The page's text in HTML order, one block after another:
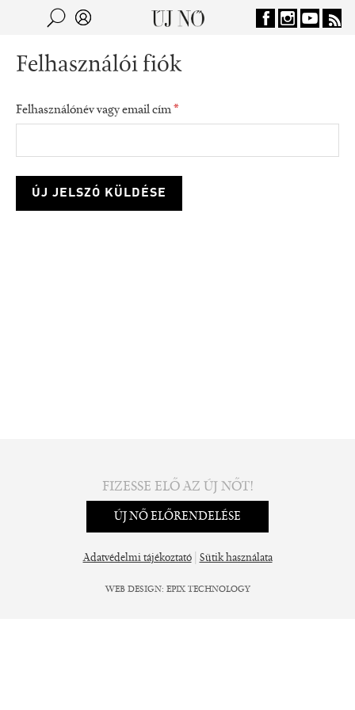
Jump to navigation
Felhasználói fiók
Felhasználónév vagy email cím*
consumption
FIZESSE ELŐ AZ ÚJ NŐT!
ÚJ NŐ ELŐRENDELÉSE
Adatvédelmi tájékoztató| Sütik használata
WEB DESIGN: EPIX TECHNOLOGY